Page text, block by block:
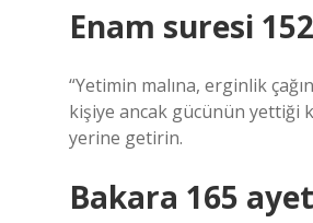
Enam suresi
“Yetimin malına, erginlik
kişiye ancak gücünün yettiği
yerine getirin.
Bakara 165